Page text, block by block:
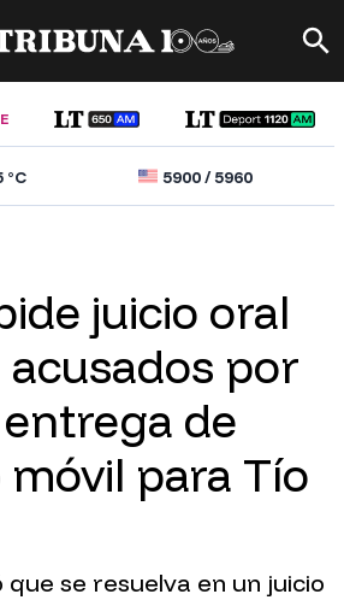
°C 5900/5960
juicio oral
por
de
para Tío
que se resuelva en un juicio